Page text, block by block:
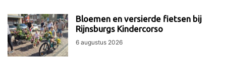
Bloemen en versierde fietsen bij
Rijnsburgs Kindercorso
6 augustus 2026